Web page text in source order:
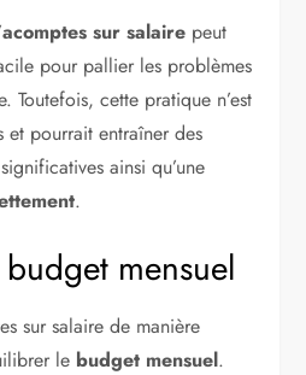
acomptes sur salaire peut
pour pallier les problèmes
Toutefois, cette pratique n’est
et pourrait entraîner des
ainsi qu’une
.
mensuel
sur salaire de manière
le budget mensuel.